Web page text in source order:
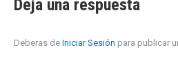
Deja una respuesta
Deberas de Iniciar Sesión para publicar